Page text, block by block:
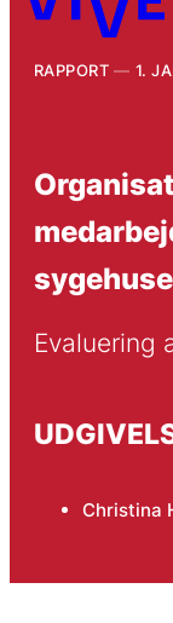
RAPPORT 1.
sygehuse
Evaluering
Christina